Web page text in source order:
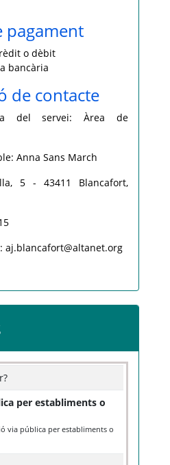
pagament
o dèbit
bancària
de contacte
del servei: Àrea de
Anna Sans March
5 - 43411 Blancafort,
aj.blancafort@altanet.org
per establiments o
via pública per establiments o